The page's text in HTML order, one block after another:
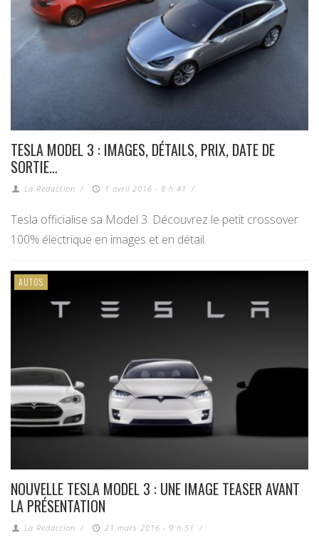
TESLA MODEL 3 : IMAGES, DÉTAILS, PRIX, DATE DE
SORTIE…
La Redaction / 1 avril 2016 - 8 h 41 /
Tesla officialise sa Model 3. Découvrez le petit crossover
100% électrique en images et en détail.
AUTOS
NOUVELLE TESLA MODEL 3 : UNE IMAGE TEASER AVANT
LA PRÉSENTATION
La Redaction / 21 mars 2016 - 9 h 51 /